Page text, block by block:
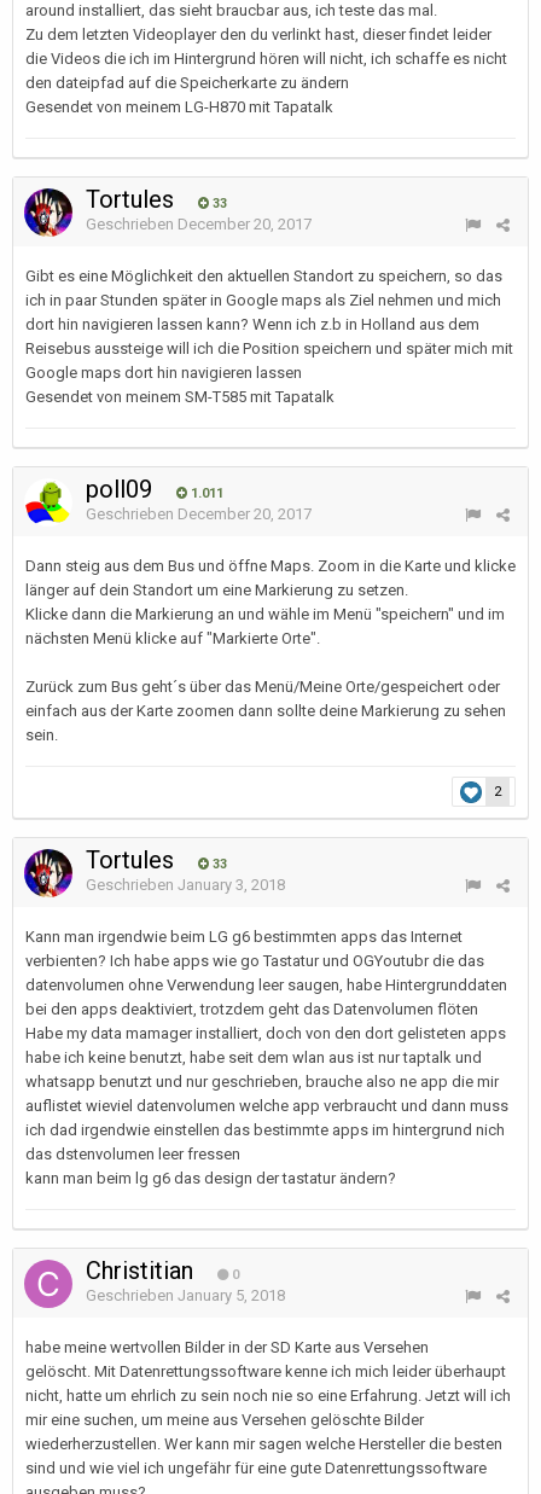
around installiert, das sieht braucbar aus, ich teste das mal.
Zu dem letzten Videoplayer den du verlinkt hast, dieser findet leider
die Videos die ich im Hintergrund hören will nicht, ich schaffe es nicht
den dateipfad auf die Speicherkarte zu ändern
Gesendet von meinem LG-H870 mit Tapatalk
Tortules 33
Geschrieben December 20, 2017
Gibt es eine Möglichkeit den aktuellen Standort zu speichern, so das
ich in paar Stunden später in Google maps als Ziel nehmen und mich
dort hin navigieren lassen kann? Wenn ich z.b in Holland aus dem
Reisebus aussteige will ich die Position speichern und später mich mit
Google maps dort hin navigieren lassen
Gesendet von meinem SM-T585 mit Tapatalk
poll09 1.011
Geschrieben December 20, 2017
Dann steig aus dem Bus und öffne Maps. Zoom in die Karte und klicke
länger auf dein Standort um eine Markierung zu setzen.
Klicke dann die Markierung an und wähle im Menü "speichern" und im
nächsten Menü klicke auf "Markierte Orte".
Zurück zum Bus geht´s über das Menü/Meine Orte/gespeichert oder
einfach aus der Karte zoomen dann sollte deine Markierung zu sehen
sein.
2
Tortules 33
Geschrieben January 3, 2018
Kann man irgendwie beim LG g6 bestimmten apps das Internet
verbienten? Ich habe apps wie go Tastatur und OGYoutubr die das
datenvolumen ohne Verwendung leer saugen, habe Hintergrunddaten
bei den apps deaktiviert, trotzdem geht das Datenvolumen flöten
Habe my data mamager installiert, doch von den dort gelisteten apps
habe ich keine benutzt, habe seit dem wlan aus ist nur taptalk und
whatsapp benutzt und nur geschrieben, brauche also ne app die mir
auflistet wieviel datenvolumen welche app verbraucht und dann muss
ich dad irgendwie einstellen das bestimmte apps im hintergrund nich
das dstenvolumen leer fressen
kann man beim lg g6 das design der tastatur ändern?
Christitian 0
Geschrieben January 5, 2018
habe meine wertvollen Bilder in der SD Karte aus Versehen
gelöscht. Mit Datenrettungssoftware kenne ich mich leider überhaupt
nicht, hatte um ehrlich zu sein noch nie so eine Erfahrung. Jetzt will ich
mir eine suchen, um meine aus Versehen gelöschte Bilder
wiederherzustellen. Wer kann mir sagen welche Hersteller die besten
sind und wie viel ich ungefähr für eine gute Datenrettungssoftware